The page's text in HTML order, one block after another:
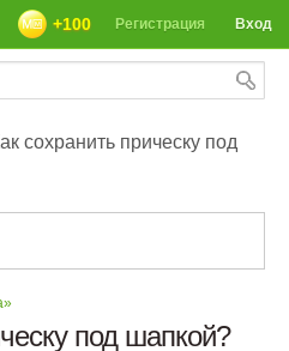
Вход
Регистрация
+100
сохранить прическу под
под шапкой?